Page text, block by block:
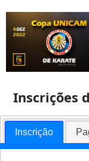
Inscrições
Inscrição